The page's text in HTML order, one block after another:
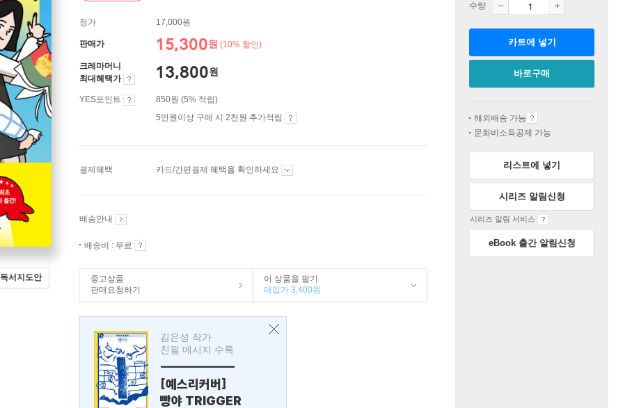
독서지도안
정가 17,000원
판매가 15,300원 (10% 할인)
크레마머니
최대혜택가
13,800원
YES포인트
850원 (5% 적립)
5만원이상 구매 시 2천원 추가적립
결제혜택 카드/간편결제 혜택을 확인하세요
배송안내
배송비 : 무료
중고상품
판매요청하기
이 상품을 팔기
매입가 3,400원
김은성 작가
친필 메시지 수록
---------------
[예스리커버]
빵야 TRIGGER
수량
카트에 넣기
바로구매
해외배송 가능
문화비소득공제 가능
리스트에 넣기
시리즈 알림신청
시리즈 알림 서비스
eBook 출간 알림신청